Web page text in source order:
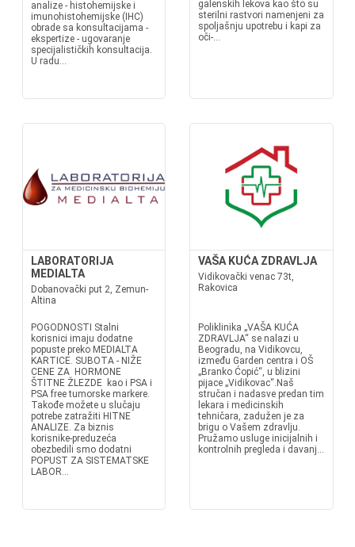
analize - histohemijske i
imunohistohemijske (IHC)
obrade sa konsultacijama -
ekspertize - ugovaranje
specijalističkih konsultacija.
U radu...
galenskih lekova kao što su
sterilni rastvori namenjeni za
spoljašnju upotrebu i kapi za
oči-...
LABORATORIJA
MEDIALTA
Dobanovački put 2, Zemun-
Altina
POGODNOSTI Stalni
korisnici imaju dodatne
popuste preko MEDIALTA
KARTICE. SUBOTA - NIŽE
CENE ZA HORMONE
ŠTITNE ŽLEZDE kao i PSA i
PSA free tumorske markere.
Takođe možete u slučaju
potrebe zatražiti HITNE
ANALIZE. Za biznis
korisnike-preduzeća
obezbedili smo dodatni
POPUST ZA SISTEMATSKE
LABOR...
VAŠA KUĆA ZDRAVLJA
Vidikovački venac 73t,
Rakovica
Poliklinika „VAŠA KUĆA
ZDRAVLJA“ se nalazi u
Beogradu, na Vidikovcu,
između Garden centra i OŠ
„Branko Ćopić“, u blizini
pijace „Vidikovac“.Naš
stručan i nadasve predan tim
lekara i medicinskih
tehničara, zadužen je za
brigu o Vašem zdravlju.
Pružamo usluge inicijalnih i
kontrolnih pregleda i davanj...